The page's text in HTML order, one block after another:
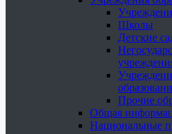
Школы
Детские
Прочие
Общая
Национальные